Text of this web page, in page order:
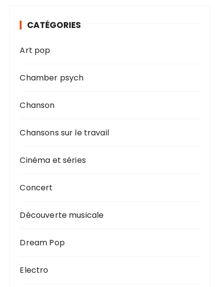
CATÉGORIES
Art pop
Chamber psych
Chanson
Chansons sur le travail
Cinéma et séries
Concert
Découverte musicale
Dream Pop
Electro